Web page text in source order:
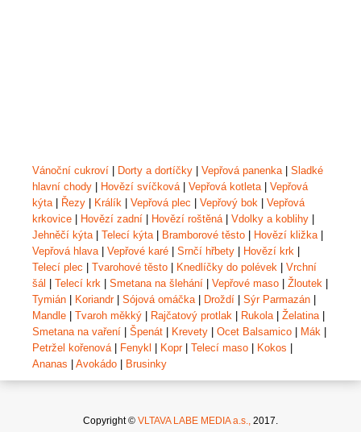
Vánoční cukroví Dorty a dortíčky Vepřová panenka| Sladké
hlavní chody
Hovězí svíčková| Vepřová kotleta| Vepřová
kýta| Řezy Králík Vepřová plec Vepřový bok
Vepřová
krkovice
Hovězí zadní Hovězí roštěná| Vdolky a koblihy
Jehněčí kýta| Telecí kýta| Bramborové těsto Hovězí kližka|
Vepřová hlava| Vepřové karé Srnčí hřbety Hovězí krk
Telecí plec
Tvarohové těsto Knedlíčky do polévek
Vrchní
šál
Telecí krk Smetana na šlehání Vepřové maso Žloutek
Tymián
Koriandr| Sójová omáčka| Droždí Sýr Parmazán
Mandle
Tvaroh měkký Rajčatový protlak Rukola| Želatina|
Smetana na vaření
Špenát Krevety Ocet Balsamico Mák
Petržel kořenová| Fenykl Kopr| Telecí maso Kokos
Ananas
Avokádo Brusinky
Copyright © VLTAVA LABE MEDIA a.s., 2017.